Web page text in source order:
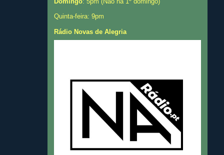
Quinta-feira: 9pm
Rádio Novas de Alegria